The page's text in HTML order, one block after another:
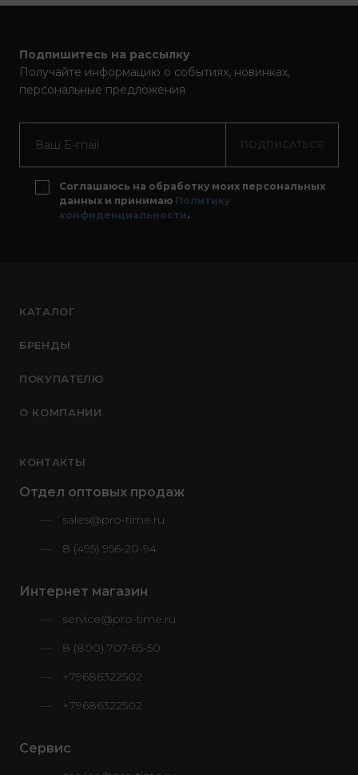
Подпишитесь на рассылку
Получайте информацию о событиях, новинках,
персональные предложения
Соглашаюсь на обработку моих персональных
данных и принимаю Политику
конфиденциальности.
КАТАЛОГ
БРЕНДЫ
ПОКУПАТЕЛЮ
О КОМПАНИИ
КОНТАКТЫ
Отдел оптовых продаж
sales@pro-time.ru
8 (495) 956-20-94
Интернет магазин
service@pro-time.ru
8 (800) 707-65-50
+79686322502
+79686322502
Сервис